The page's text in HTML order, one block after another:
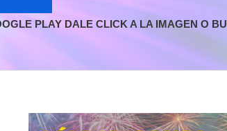
PLAY DALE CLICK A LA IMAGEN O